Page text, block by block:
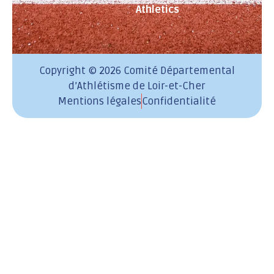
Athletics
Copyright © 2026 Comité Départemental
d’Athlétisme de Loir-et-Cher
Mentions légalesConfidentialité